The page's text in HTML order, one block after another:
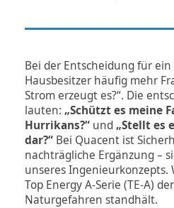
Bei der Entscheidung für ein
Hausbesitzer häufig mehr
Strom erzeugt es?“. Die
lauten: „Schützt es meine
Hurrikans?“ und„Stellt es
dar?“ Bei Quacent ist
nachträgliche Ergänzung –
unseres Ingenieurkonzepts.
Top Energy A-Serie (TE-A)
Naturgefahren standhält.